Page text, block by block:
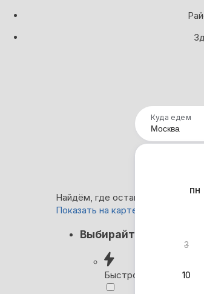
Куда едем
пн
3
10
Найдём, где остановиться в
Показать на карте
Выбирайте лучшее
Быстрое бронирование